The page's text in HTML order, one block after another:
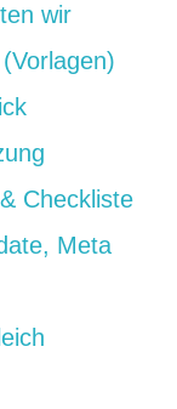
wir
Checkliste
Meta